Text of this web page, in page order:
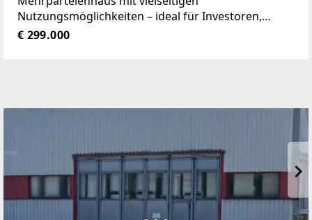
Nutzungsmöglichkeiten – ideal für Investoren,
Eigennutzer oder Gewerbetreibende.Im
€ 299.000